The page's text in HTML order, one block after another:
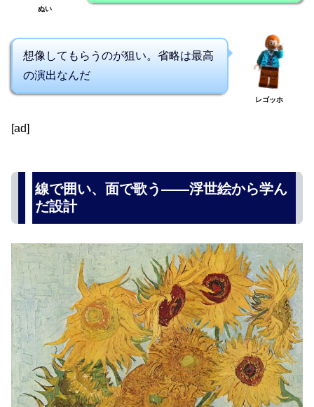
ぬい
想像してもらうのが狙い。省略は最高
の演出なんだ
レゴッホ
[ad]
線で囲い、面で歌う――浮世絵から学ん
だ設計